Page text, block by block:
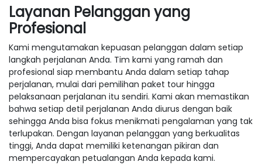
Layanan Pelanggan yang
Profesional
Kami mengutamakan kepuasan pelanggan dalam setiap
langkah perjalanan Anda. Tim kami yang ramah dan
profesional siap membantu Anda dalam setiap tahap
perjalanan, mulai dari pemilihan paket tour hingga
pelaksanaan perjalanan itu sendiri. Kami akan memastikan
bahwa setiap detil perjalanan Anda diurus dengan baik
sehingga Anda bisa fokus menikmati pengalaman yang tak
terlupakan. Dengan layanan pelanggan yang berkualitas
tinggi, Anda dapat memiliki ketenangan pikiran dan
mempercayakan petualangan Anda kepada kami.